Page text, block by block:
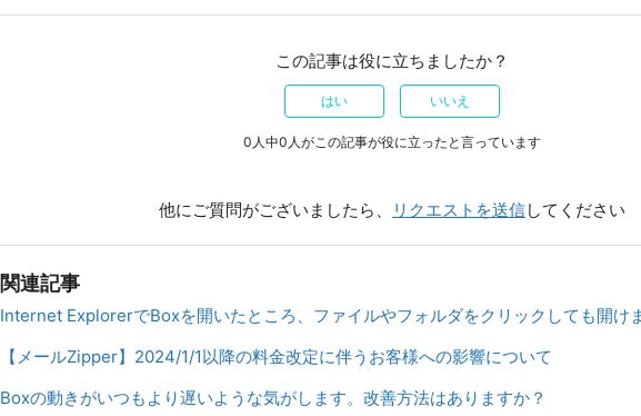
この記事は役に立ちましたか？
はい いいえ
0人中0人がこの記事が役に立ったと言っています
他にご質問がございましたら、 リクエストを送信してください
関連記事
Internet ExplorerでBoxを開いたところ、ファイルやフォルダをクリックしても開け
【メールZipper】2024/1/1以降の料金改定に伴うお客様への影響について
Boxの動きがいつもより遅いような気がします。改善方法はありますか？